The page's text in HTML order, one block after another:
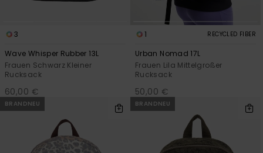
3
Wave Whisper Rubber 13L
Frauen Schwarz Kleiner
Rucksack
60,00 €
1 RECYCLED FIBER
Urban Nomad 17L
Frauen Lila Mittelgroßer
Rucksack
50,00 €
BRANDNEU BRANDNEU